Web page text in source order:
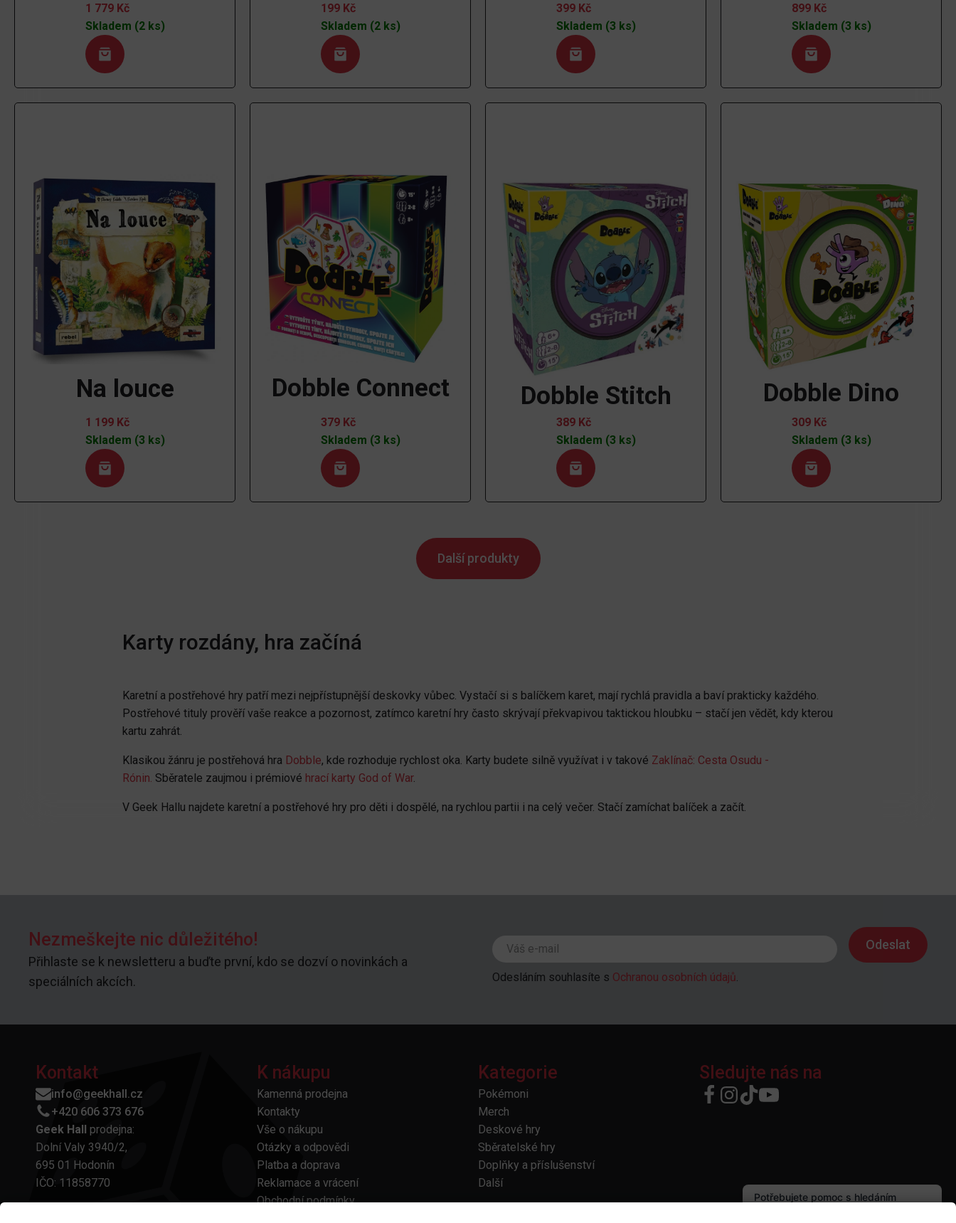
1 779 Kč
Skladem (2 ks)
199 Kč
Skladem (2 ks)
399 Kč
Skladem (3 ks)
899 Kč
Skladem (3 ks)
Na louce
1 199 Kč
Skladem (3 ks)
Dobble Connect
379 Kč
Skladem (3 ks)
Dobble Stitch
389 Kč
Skladem (3 ks)
Dobble Dino
309 Kč
Skladem (3 ks)
Další produkty
Karty rozdány, hra začíná
Karetní a postřehové hry patří mezi nejpřístupnější deskovky vůbec. Vystačí si s balíčkem karet, mají rychlá pravidla a baví prakticky každého.
Postřehové tituly prověří vaše reakce a pozornost, zatímco karetní hry často skrývají překvapivou taktickou hloubku – stačí jen vědět, kdy kterou
kartu zahrát.
Klasikou žánru je postřehová hra Dobble, kde rozhoduje rychlost oka. Karty budete silně využívat i v takové Zaklínač: Cesta Osudu -
Rónin. Sběratele zaujmou i prémiové hrací karty God of War.
V Geek Hallu najdete karetní a postřehové hry pro děti i dospělé, na rychlou partii i na celý večer. Stačí zamíchat balíček a začít.
Nezmeškejte nic důležitého!
Přihlaste se k newsletteru a buďte první, kdo se dozví o novinkách a
speciálních akcích.
Odesláním souhlasíte s Ochranou osobních údajů
Kontakt
info@geekhall.cz
+420 606 373 676
Geek Hall prodejna:
Dolní Valy 3940/2,
695 01 Hodonín
IČO: 11858770
K nákupu
Kamenná prodejna
Kontakty
Vše o nákupu
Otázky a odpovědi
Platba a doprava
Reklamace a vrácení
Obchodní podmínky
Kategorie
Pokémoni
Merch
Deskové hry
Sběratelské hry
Doplňky a příslušenství
Další
Sledujte nás na